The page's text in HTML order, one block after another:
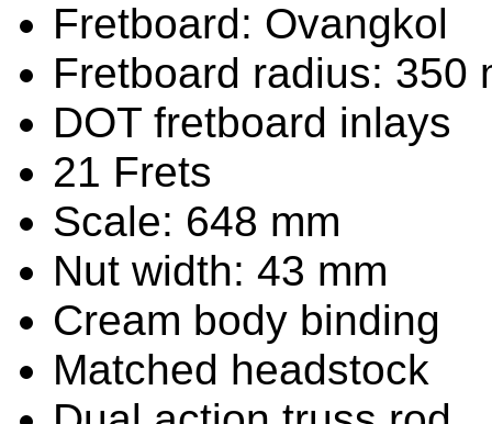
Fretboard: Ovangkol
Fretboard radius: 350
DOT fretboard inlays
21 Frets
Scale: 648 mm
Nut width: 43 mm
Cream body binding
Matched headstock